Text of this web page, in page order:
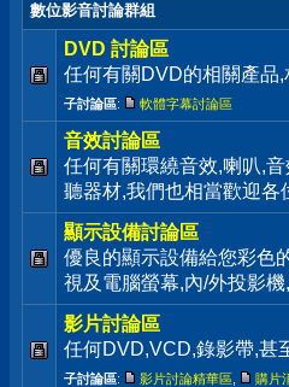
數位影音討論群組
DVD 討論區
任何有關DVD的相關產品
子討論區: 軟體字幕討論區
音效討論區
任何有關環繞音效,喇叭,
聽器材,我們也相當歡迎各
顯示設備討論區
優良的顯示設備給您彩色
視及電腦螢幕,內/外投影
影片討論區
任何DVD,VCD,錄影帶,甚
子討論區: 影片討論精華區 購片